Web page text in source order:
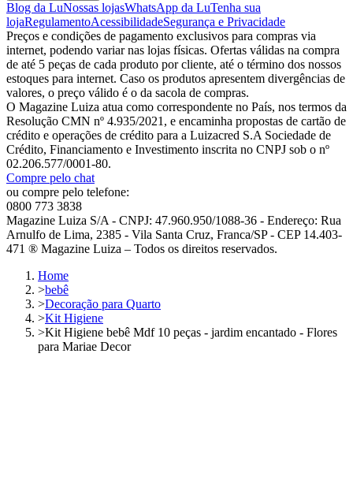
Blog da LuNossas lojasWhatsApp da LuTenha sua
lojaRegulamentoAcessibilidadeSegurança e Privacidade
Preços e condições de pagamento exclusivos para compras via
internet, podendo variar nas lojas físicas. Ofertas válidas na compra
de até 5 peças de cada produto por cliente, até o término dos nossos
estoques para internet. Caso os produtos apresentem divergências de
valores, o preço válido é o da sacola de compras.
O Magazine Luiza atua como correspondente no País, nos termos da
Resolução CMN nº 4.935/2021, e encaminha propostas de cartão de
crédito e operações de crédito para a Luizacred S.A Sociedade de
Crédito, Financiamento e Investimento inscrita no CNPJ sob o nº
02.206.577/0001-80.
Compre pelo chat
ou compre pelo telefone:
0800 773 3838
Magazine Luiza S/A - CNPJ: 47.960.950/1088-36 - Endereço: Rua
Arnulfo de Lima, 2385 - Vila Santa Cruz, Franca/SP - CEP 14.403-
471 ® Magazine Luiza – Todos os direitos reservados.
Home
>bebê
>Decoração para Quarto
>Kit Higiene
>Kit Higiene bebê Mdf 10 peças - jardim encantado - Flores
para Mariae Decor